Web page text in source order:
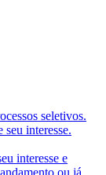
seletivos.
interesse.
interesse e
ou já